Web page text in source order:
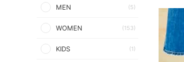
MEN (5)
WOMEN (153)
KIDS (1)